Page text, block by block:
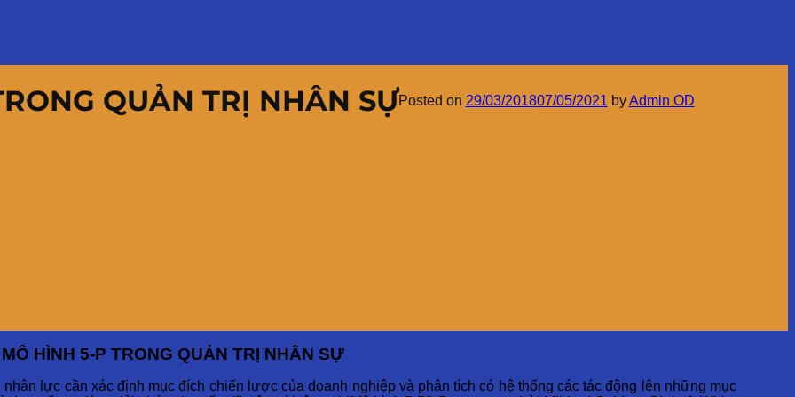
QUẢN TRỊ NHÂN SỰPosted on 29/03/201807/05/2021 byAdmin OD
MÔ HÌNH 5-P TRONG QUẢN TRỊ NHÂN SỰ
lực cần xác định mục đích chiến lược của doanh nghiệp và phân tích có hệ thống các tác động lên những mục